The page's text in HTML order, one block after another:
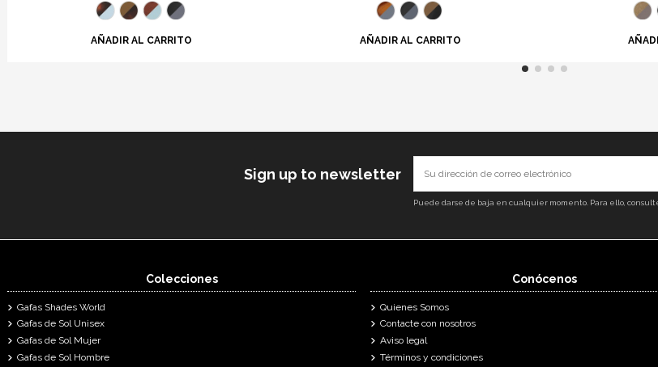
AÑADIR AL CARRITO AÑADIR AL CARRITO
Sign up to newsletter
Puede darse de baja en cualquier momento. Para ello,
Colecciones
Gafas Shades World
Gafas de Sol Unisex
Gafas de Sol Mujer
Gafas de Sol Hombre
Conócenos
Quienes Somos
Contacte con nosotros
Aviso legal
Términos y condiciones